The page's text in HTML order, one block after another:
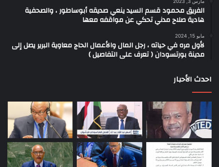
الفريق محمود قسم السيد ينعي صديقه أبوساطور ، والصحفية
هادية صلاح مدني تحكي عن مواقفه معها
مايو 15, 2024
لأول مره في حياته ، رجل المال والأعمال الحاج معاوية البرير يصل إلى
مدينة بورتسودان ( تعرف على التفاصيل )
احدث الأحبار